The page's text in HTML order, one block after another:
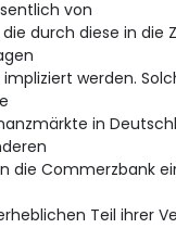
von
durch diese in die
werden.
in
die Commerzbank
Teil ihrer